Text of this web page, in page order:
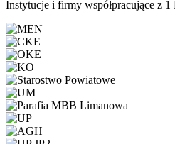
Instytucje i firmy współpracujące z